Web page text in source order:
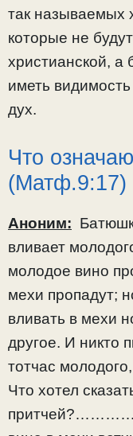
так называемых
которые не
христианской, а
иметь
дух.
Что
(Матф.9:17)
Аноним:
вливает
молодое вино
мехи пропадут;
вливать в мехи
другое. И никто
тотчас
Что хотел
притчей?…………